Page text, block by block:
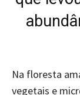
Na floresta
vegetais e